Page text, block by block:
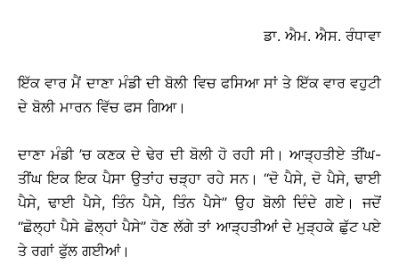
ਡਾ. ਐਮ. ਐਸ. ਰੰਧਾਵਾ
ਇੱਕ ਵਾਰ ਮੈਂ ਦਾਣਾ ਮੰਡੀ ਦੀ ਬੋਲੀ ਵਿਚ ਫਸਿਆ ਸਾਂ ਤੇ ਇੱਕ ਵਾਰ ਵਹੁਟੀ
ਦੇ ਬੋਲੀ ਮਾਰਨ ਵਿੱਚ ਫਸ ਗਿਆ।
ਦਾਣਾ ਮੰਡੀ ’ਚ ਕਣਕ ਦੇ ਢੇਰ ਦੀ ਬੋਲੀ ਹੋ ਰਹੀ ਸੀ। ਆੜ੍ਹਤੀਏ ਤੀਂਘ-
ਤੀਂਘ ਇਕ ਇਕ ਪੈਸਾ ਉਤਾਂਹ ਚੜ੍ਹਾ ਰਹੇ ਸਨ। ‘‘ਦੋ ਪੈਸੇ, ਦੋ ਪੈਸੇ, ਢਾਈ
ਪੈਸੇ, ਢਾਈ ਪੈਸੇ, ਤਿੰਨ ਪੈਸੇ, ਤਿੰਨ ਪੈਸੇ’’ ਉਹ ਬੋਲੀ ਦਿੰਦੇ ਗਏ। ਜਦੋਂ
‘‘ਛੋਲ੍ਹਾਂ ਪੈਸੇ ਛੋਲ੍ਹਾਂ ਪੈਸੇ’’ ਹੋਣ ਲੱਗੇ ਤਾਂ ਆੜ੍ਹਤੀਆਂ ਦੇ ਮੁੜ੍ਹਕੇ ਛੁੱਟ ਪਏ
ਤੇ ਰਗਾਂ ਫੁੱਲ ਗਈਆਂ।